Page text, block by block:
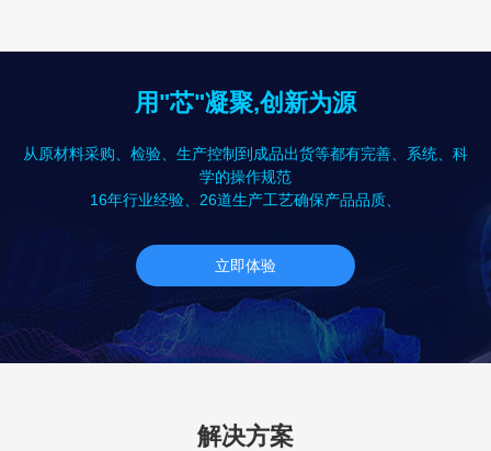
用"芯"凝聚,创新为源
从原材料采购、检验、生产控制到成品出货等都有完善、系统、科
学的操作规范
16年行业经验、26道生产工艺确保产品品质、
立即体验
解决方案